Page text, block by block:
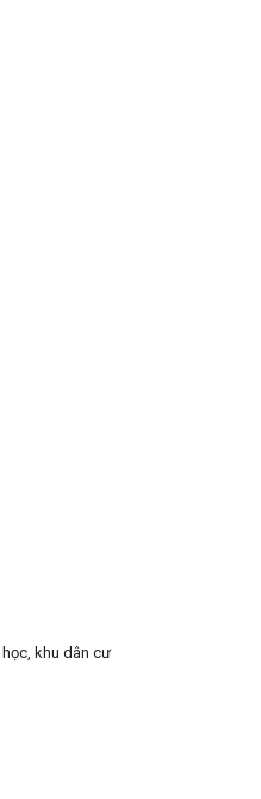
khu dân cư